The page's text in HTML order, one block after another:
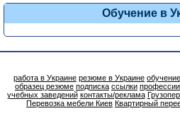
Обучение в
работа в Украине резюме в Украине
образец резюме подписка ссылки профессии
учебных заведений контакты/реклама
Перевозка мебели Киев Квартирный